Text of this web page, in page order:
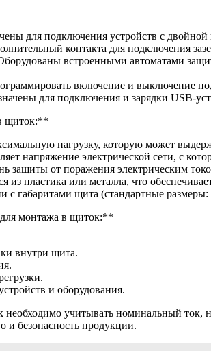
для подключения устройств с
контакта для подключения
встроенными автоматами
включение и выключение
для подключения и зарядки USB-
щиток:**
нагрузку, которую может
напряжение электрической сети, с
защиты от поражения электрическим
пластика или металла, что
с габаритами щита (стандартные
монтажа в щиток:**
внутри щита.
и оборудования.
учитывать номинальный ток,
и безопасность продукции.